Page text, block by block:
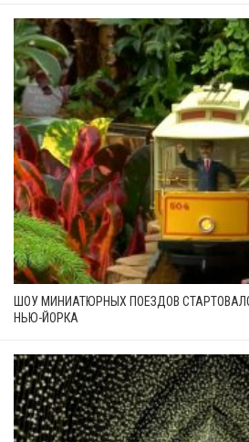
ШОУ МИНИАТЮРНЫХ ПОЕЗДОВ
НЬЮ-ЙОРКА